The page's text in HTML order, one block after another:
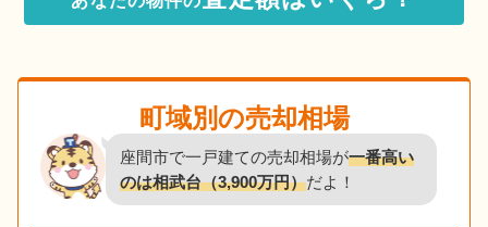
町域別の売却相場
座間市で一戸建ての売却相場が一番高い
のは相武台（3,900万円）だよ！